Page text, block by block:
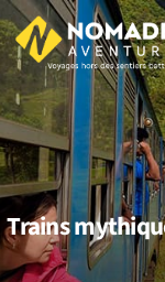
Trains